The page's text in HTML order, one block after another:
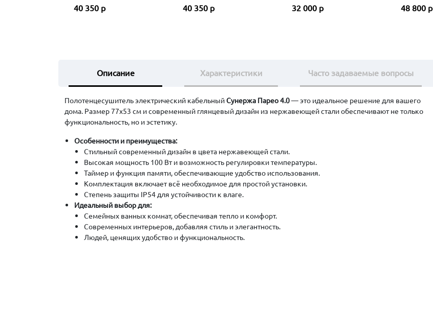
40 350 р 40 350 р 32 000 р 48 800 р
Описание Характеристики Часто задаваемые вопросы
Полотенцесушитель электрический кабельныйСунержа Парео 4.0— это идеальное решение для вашего
дома. Размер 77х53 см и современный глянцевый дизайн из нержавеющей стали обеспечивают не только
функциональность, но и эстетику.
Особенности и преимущества:
Стильный современный дизайн в цвета нержавеющей стали.
Высокая мощность 100 Вт и возможность регулировки температуры.
Таймер и функция памяти, обеспечивающие удобство использования.
Комплектация включает всё необходимое для простой установки.
Степень защиты IP54 для устойчивости к влаге.
Идеальный выбор для:
Семейных ванных комнат, обеспечивая тепло и комфорт.
Современных интерьеров, добавляя стиль и элегантность.
Людей, ценящих удобство и функциональность.